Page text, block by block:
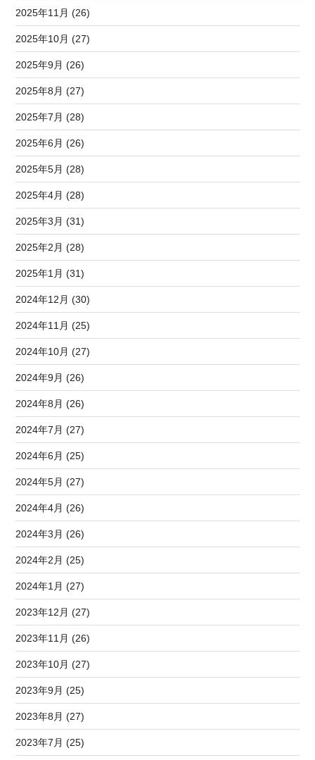
2025年11月 (26)
2025年10月 (27)
2025年9月 (26)
2025年8月 (27)
2025年7月 (28)
2025年6月 (26)
2025年5月 (28)
2025年4月 (28)
2025年3月 (31)
2025年2月 (28)
2025年1月 (31)
2024年12月 (30)
2024年11月 (25)
2024年10月 (27)
2024年9月 (26)
2024年8月 (26)
2024年7月 (27)
2024年6月 (25)
2024年5月 (27)
2024年4月 (26)
2024年3月 (26)
2024年2月 (25)
2024年1月 (27)
2023年12月 (27)
2023年11月 (26)
2023年10月 (27)
2023年9月 (25)
2023年8月 (27)
2023年7月 (25)